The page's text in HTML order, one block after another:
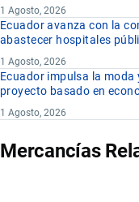
1 Agosto, 2026
Ecuador avanza con la
abastecer hospitales
1 Agosto, 2026
Ecuador impulsa la
proyecto basado en
1 Agosto, 2026
Mercancías